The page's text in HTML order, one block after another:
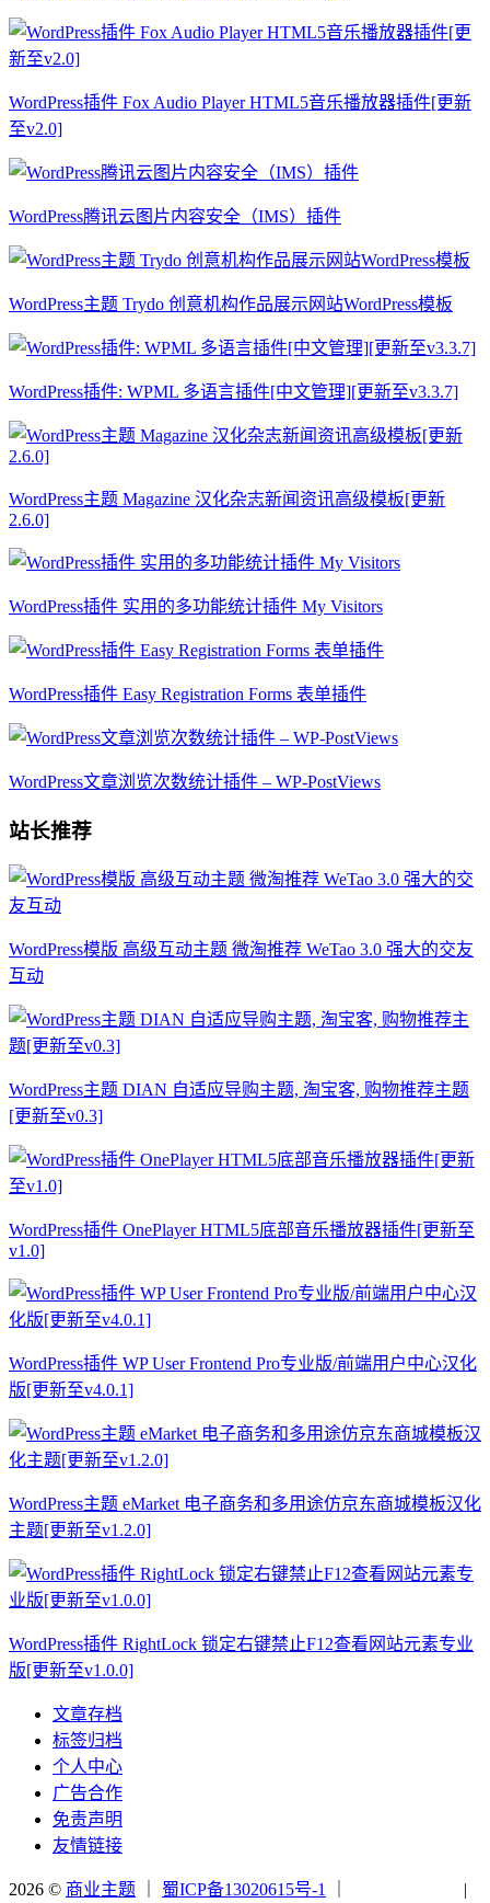
WordPress插件 Fox Audio Player HTML5音乐播放器插件[更新
至v2.0]
WordPress腾讯云图片内容安全（IMS）插件
WordPress主题 Trydo 创意机构作品展示网站WordPress模板
WordPress插件: WPML 多语言插件[中文管理][更新至v3.3.7]
WordPress主题 Magazine 汉化杂志新闻资讯高级模板[更新
2.6.0]
WordPress插件 实用的多功能统计插件 My Visitors
WordPress插件 Easy Registration Forms 表单插件
WordPress文章浏览次数统计插件 – WP-PostViews
站长推荐
WordPress模版 高级互动主题 微淘推荐 WeTao 3.0 强大的交友
互动
WordPress主题 DIAN 自适应导购主题, 淘宝客, 购物推荐主题
[更新至v0.3]
WordPress插件 OnePlayer HTML5底部音乐播放器插件[更新至
v1.0]
WordPress插件 WP User Frontend Pro专业版/前端用户中心汉化
版[更新至v4.0.1]
WordPress主题 eMarket 电子商务和多用途仿京东商城模板汉化
主题[更新至v1.2.0]
WordPress插件 RightLock 锁定右键禁止F12查看网站元素专业
版[更新至v1.0.0]
文章存档
标签归档
个人中心
广告合作
免责声明
友情链接
2026 © 商业主题 蜀ICP备13020615号-1 |